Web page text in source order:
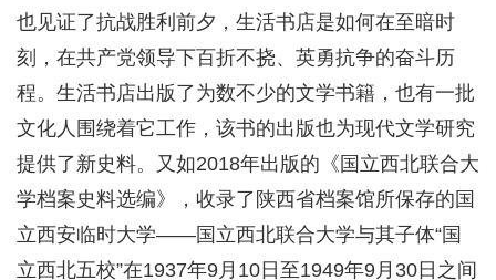
也见证了抗战胜利前夕，生活书店是如何在至暗时
刻，在共产党领导下百折不挠、英勇抗争的奋斗历
程。生活书店出版了为数不少的文学书籍，也有一批
文化人围绕着它工作，该书的出版也为现代文学研究
提供了新史料。又如2018年出版的《国立西北联合大
学档案史料选编》，收录了陕西省档案馆所保存的国
立西安临时大学——国立西北联合大学与其子体“国
立西北五校”在1937年9月10日至1949年9月30日之间